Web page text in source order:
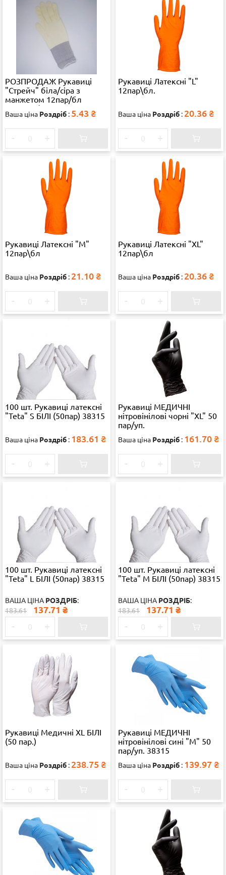
РОЗПРОДАЖ Рукавиці
"Стрейч" біла/сіра з
манжетом 12пар/бл
1200пар/міш 65324
Ваша ціна Роздріб : 5.43 ₴
Рукавиці Латексні "L"
12пар\бл.
Ваша ціна Роздріб : 20.36 ₴
Рукавиці Латексні "M"
12пар\бл
Ваша ціна Роздріб : 21.10 ₴
Рукавиці Латексні "ХL"
12пар\бл
Ваша ціна Роздріб : 20.36 ₴
100 шт. Рукавиці латексні
"Teta" S БІЛІ (50пар) 38315
Ваша ціна Роздріб : 183.61 ₴
Рукавиці МЕДИЧНІ
нітровінілові чорні "XL" 50
пар/уп.
Ваша ціна Роздріб : 161.70 ₴
100 шт. Рукавиці латексні
"Teta" L БІЛІ (50пар) 38315
ВАША ЦІНА РОЗДРІБ:
183.61
137.71 ₴
100 шт. Рукавиці латексні
"Teta" M БІЛІ (50пар) 38315
ВАША ЦІНА РОЗДРІБ:
183.61
137.71 ₴
Рукавиці Медичні XL БІЛІ
(50 пар.)
Ваша ціна Роздріб : 238.75 ₴
Рукавиці МЕДИЧНІ
нітровінілові сині "M" 50
пар/уп. 38315
Ваша ціна Роздріб : 139.97 ₴